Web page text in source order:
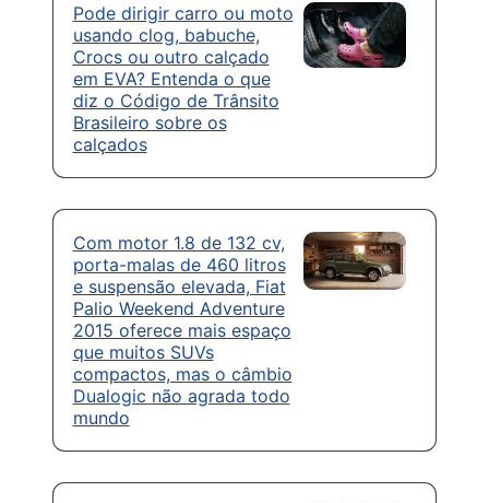
Pode dirigir carro ou moto
usando clog, babuche,
Crocs ou outro calçado
em EVA? Entenda o que
diz o Código de Trânsito
Brasileiro sobre os
calçados
Com motor 1.8 de 132 cv,
porta-malas de 460 litros
e suspensão elevada, Fiat
Palio Weekend Adventure
2015 oferece mais espaço
que muitos SUVs
compactos, mas o câmbio
Dualogic não agrada todo
mundo